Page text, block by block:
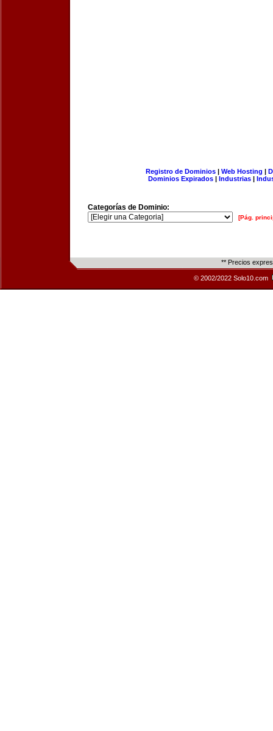
Registro de Dominios| Web Hosting |
Dominios Expirados | Industrias |
Categorías de Dominio:
[Pág.
** Precios
© 2002/2022 Solo10.com